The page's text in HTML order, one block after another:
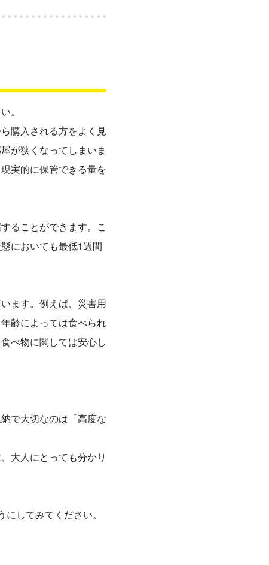
。
購入される方をよく見
が狭くなってしまいま
実的に保管できる量を
ることができます。こ
においても最低1週間
ます。例えば、災害用
齢によっては食べられ
べ物に関しては安心し
で大切なのは「高度な
大人にとっても分かり
してみてください。